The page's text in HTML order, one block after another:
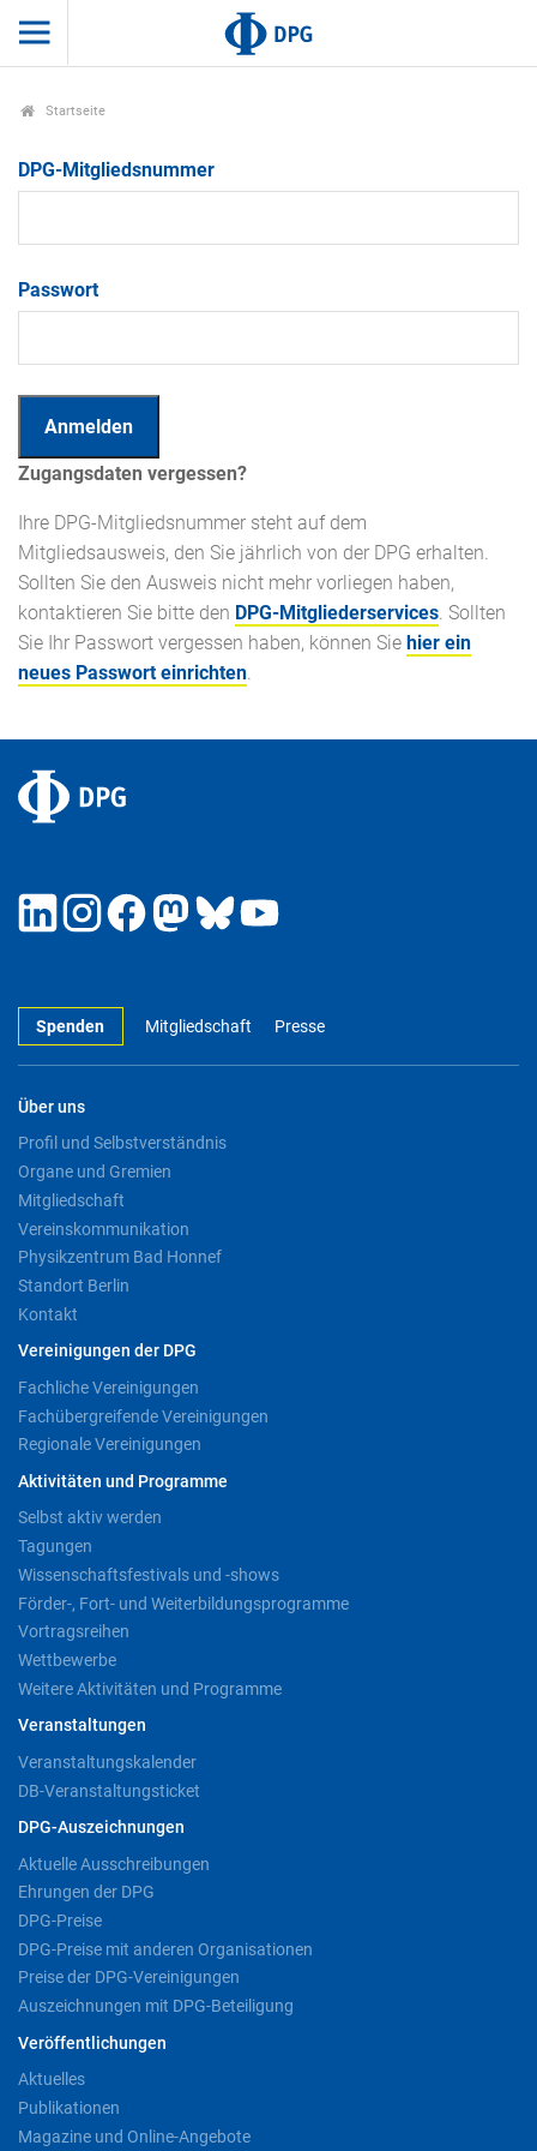
Startseite
DPG-Mitgliedsnummer
Passwort
Zugangsdaten vergessen?
Ihre DPG-Mitgliedsnummer steht auf dem
Mitgliedsausweis, den Sie jährlich von der DPG erhalten.
Sollten Sie den Ausweis nicht mehr vorliegen haben,
kontaktieren Sie bitte den DPG-Mitgliederservices . Sollten
Sie Ihr Passwort vergessen haben, können Sie hier ein
neues Passwort einrichten
Spenden Mitgliedschaft Presse
Über uns
Profil und Selbstverständnis
Organe und Gremien
Mitgliedschaft
Vereinskommunikation
Physikzentrum Bad Honnef
Standort Berlin
Kontakt
Vereinigungen der DPG
Fachliche Vereinigungen
Fachübergreifende Vereinigungen
Regionale Vereinigungen
Aktivitäten und Programme
Selbst aktiv werden
Tagungen
Wissenschaftsfestivals und -shows
Förder-, Fort- und Weiterbildungsprogramme
Vortragsreihen
Wettbewerbe
Weitere Aktivitäten und Programme
Veranstaltungen
Veranstaltungskalender
DB-Veranstaltungsticket
DPG-Auszeichnungen
Aktuelle Ausschreibungen
Ehrungen der DPG
DPG-Preise
DPG-Preise mit anderen Organisationen
Preise der DPG-Vereinigungen
Auszeichnungen mit DPG-Beteiligung
Veröffentlichungen
Aktuelles
Publikationen
Magazine und Online-Angebote